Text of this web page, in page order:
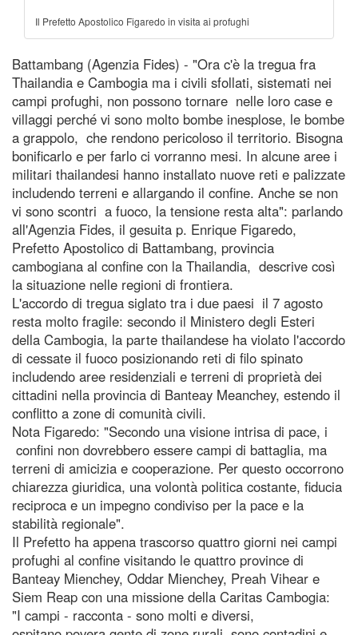
Il Prefetto Apostolico Figaredo in visita ai profughi
Battambang (Agenzia Fides) - "Ora c'è la tregua fra
Thailandia e Cambogia ma i civili sfollati, sistemati nei
campi profughi, non possono tornare nelle loro case e
villaggi perché vi sono molto bombe inesplose, le bombe
a grappolo, che rendono pericoloso il territorio. Bisogna
bonificarlo e per farlo ci vorranno mesi. In alcune aree i
militari thailandesi hanno installato nuove reti e palizzate
includendo terreni e allargando il confine. Anche se non
vi sono scontri a fuoco, la tensione resta alta": parlando
all'Agenzia Fides, il gesuita p. Enrique Figaredo,
Prefetto Apostolico di Battambang, provincia
cambogiana al confine con la Thailandia, descrive così
la situazione nelle regioni di frontiera.
L'accordo di tregua siglato tra i due paesi il 7 agosto
resta molto fragile: secondo il Ministero degli Esteri
della Cambogia, la parte thailandese ha violato l'accordo
di cessate il fuoco posizionando reti di filo spinato
includendo aree residenziali e terreni di proprietà dei
cittadini nella provincia di Banteay Meanchey, estendo il
conflitto a zone di comunità civili.
Nota Figaredo: "Secondo una visione intrisa di pace, i
confini non dovrebbero essere campi di battaglia, ma
terreni di amicizia e cooperazione. Per questo occorrono
chiarezza giuridica, una volontà politica costante, fiducia
reciproca e un impegno condiviso per la pace e la
stabilità regionale".
Il Prefetto ha appena trascorso quattro giorni nei campi
profughi al confine visitando le quattro province di
Banteay Mienchey, Oddar Mienchey, Preah Vihear e
Siem Reap con una missione della Caritas Cambogia:
"I campi - racconta - sono molti e diversi,